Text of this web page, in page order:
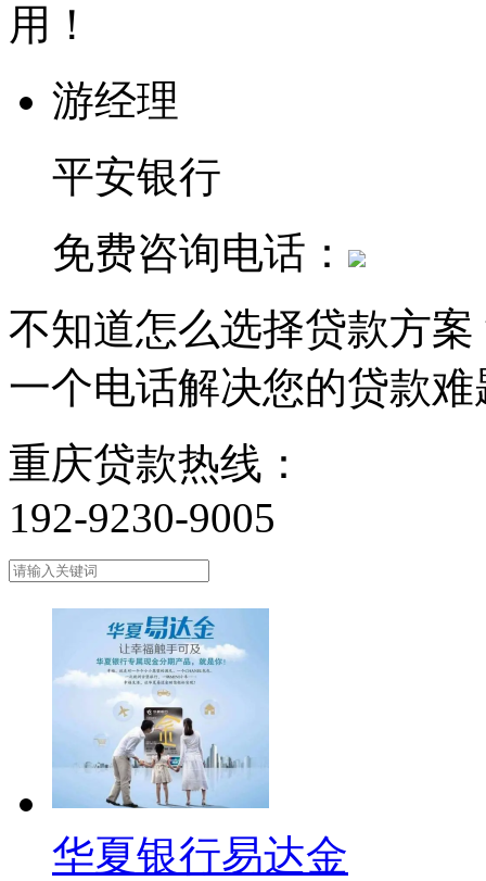
用！
游经理
平安银行
免费咨询电话：
不知道怎么选择贷款方案
一个电话解决您的贷款难
重庆贷款热线：
192-9230-9005
华夏银行易达金